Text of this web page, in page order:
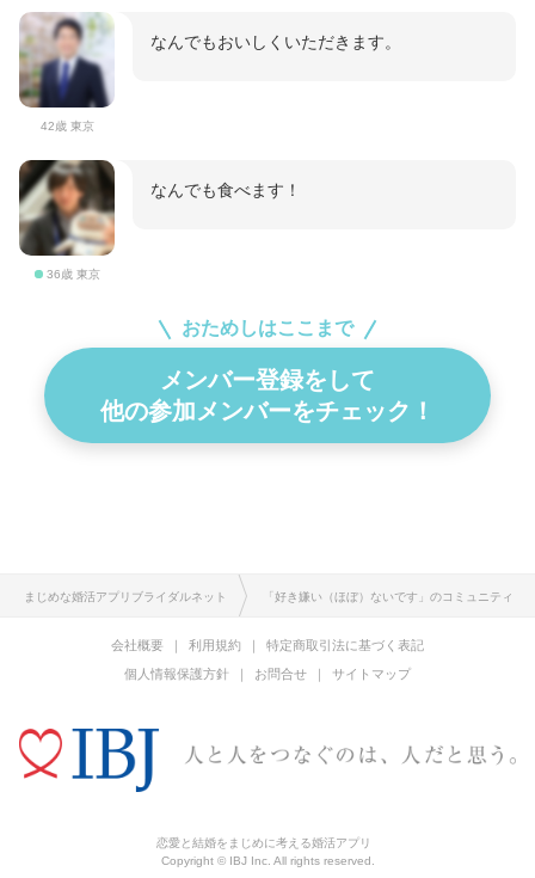
42歳 東京
なんでもおいしくいただきます。
36歳 東京
なんでも食べます！
おためしはここまで
メンバー登録をして
他の参加メンバーをチェック！
まじめな婚活アプリブライダルネット 「好き嫌い（ほぼ）ないです」のコミュニティ
会社概要 利用規約
特定商取引法に基づく表記
個人情報保護方針
お問合せ サイトマップ
恋愛と結婚をまじめに考える婚活アプリ
Copyright © IBJ Inc. All rights reserved.